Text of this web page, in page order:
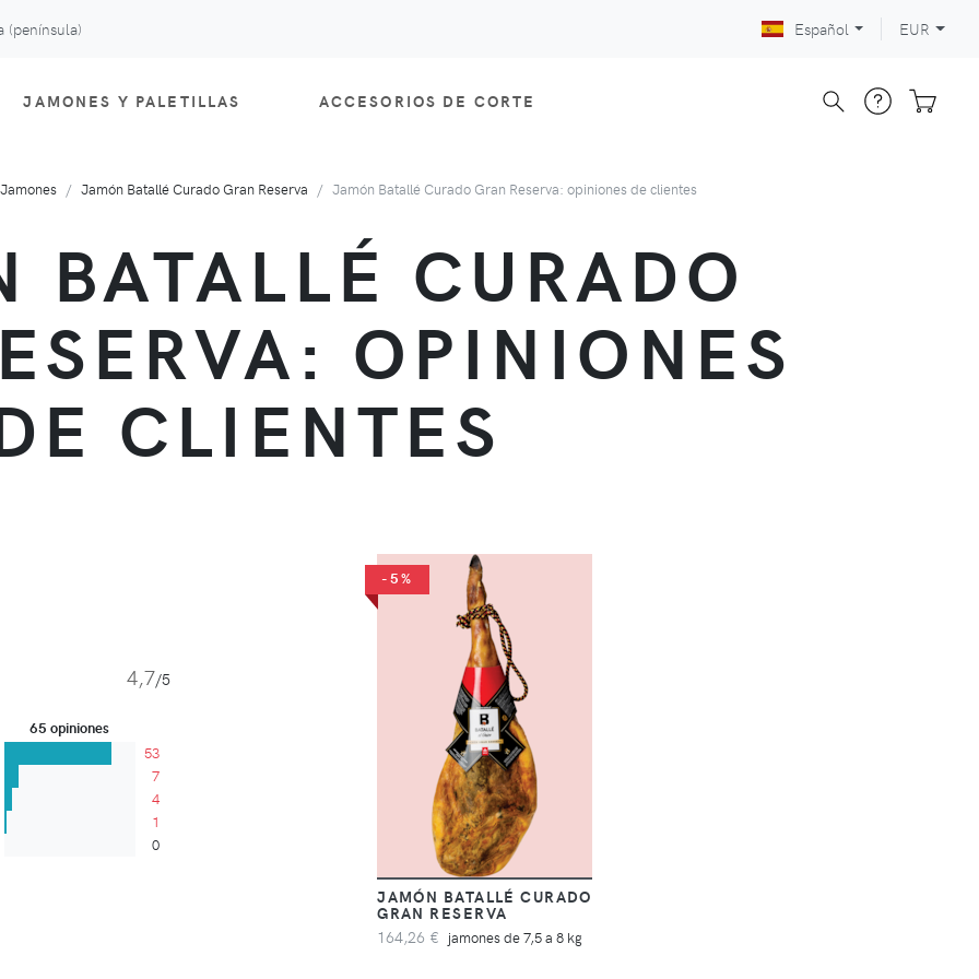
(península) Español EUR
JAMONES Y PALETILLAS ACCESORIOS DE CORTE
Jamones Jamón Batallé Curado Gran Reserva Jamón Batallé Curado Gran Reserva: opiniones de clientes
BATALLÉ CURADO
OPINIONES
CLIENTES
-5%
JAMÓN BATALLÉ CURADO
GRAN RESERVA
164,26 € jamones de 7,5 a 8 kg
4,7/5
65 opiniones
53
7
4
1
0